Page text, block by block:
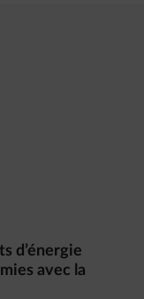
d’énergie
avec la